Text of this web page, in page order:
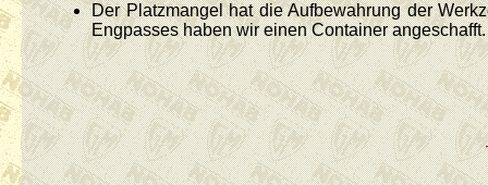
Der Platzmangel hat die Aufbewahrung der
Engpasses haben wir einen Container angeschafft.